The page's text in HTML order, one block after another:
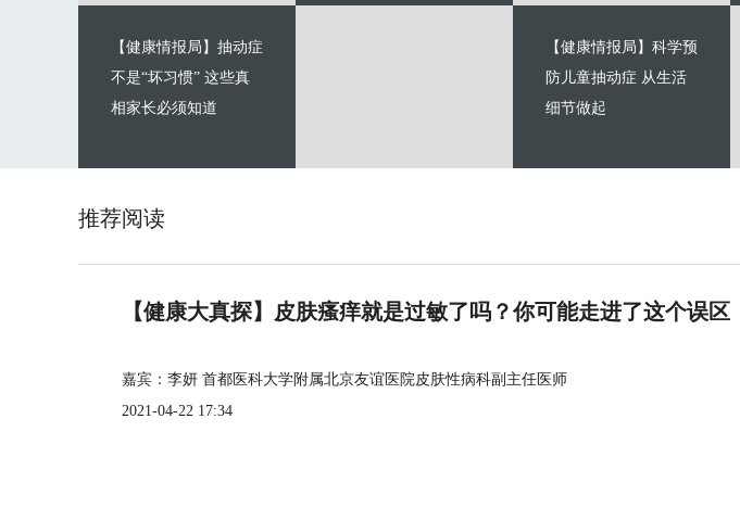
【健康情报局】抽动症
不是“坏习惯” 这些真
相家长必须知道
【健康情报局】科学预
防儿童抽动症 从生活
细节做起
推荐阅读
【健康大真探】皮肤瘙痒就是过敏了吗？你可能走进了这个误区
嘉宾：李妍 首都医科大学附属北京友谊医院皮肤性病科副主任医师
2021-04-22 17:34